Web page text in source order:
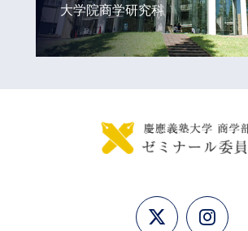
大学院商学研究科